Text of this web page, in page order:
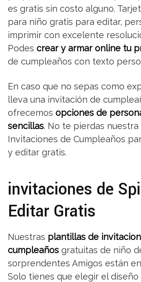
es gratis sin costo alguno.
para niño gratis para editar,
imprimir con excelente
Podes crear y armar online tu
de cumpleaños con texto
En caso que no sepas como
lleva una invitación de
ofrecemos opciones de
sencillas. No te pierdas
Invitaciones de Cumpleaños
y editar gratis.
invitaciones de
Editar Gratis
Nuestras plantillas de
cumpleaños gratuitas de niño
sorprendentes Amigos están
Solo tienes que elegir el